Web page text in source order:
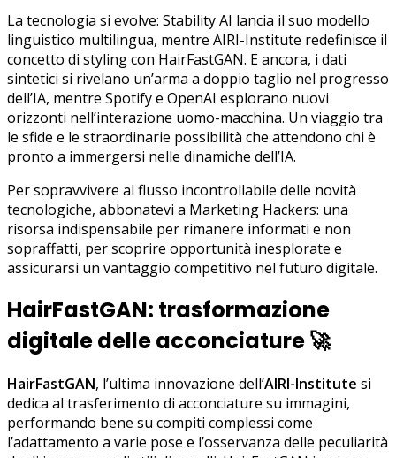
La tecnologia si evolve: Stability AI lancia il suo modello
linguistico multilingua, mentre AIRI-Institute redefinisce il
concetto di styling con HairFastGAN. E ancora, i dati
sintetici si rivelano un’arma a doppio taglio nel progresso
dell’IA, mentre Spotify e OpenAI esplorano nuovi
orizzonti nell’interazione uomo-macchina. Un viaggio tra
le sfide e le straordinarie possibilità che attendono chi è
pronto a immergersi nelle dinamiche dell’IA.
Per sopravvivere al flusso incontrollabile delle novità
tecnologiche, abbonatevi a Marketing Hackers: una
risorsa indispensabile per rimanere informati e non
sopraffatti, per scoprire opportunità inesplorate e
assicurarsi un vantaggio competitivo nel futuro digitale.
HairFastGAN: trasformazione
digitale delle acconciature🚀
HairFastGAN, l’ultima innovazione dell’AIRI-Institute si
dedica al trasferimento di acconciature su immagini,
performando bene su compiti complessi come
l’adattamento a varie pose e l’osservanza delle peculiarità